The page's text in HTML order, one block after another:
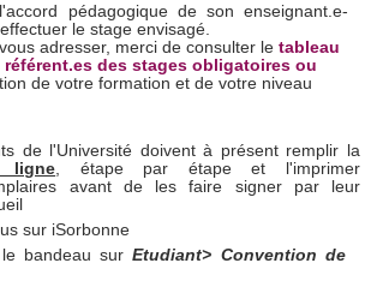
pédagogique de son enseignant.e-
le stage envisagé.
adresser, merci de consulter le tableau
des stages obligatoires ou
de votre formation et de votre niveau
de l'Université doivent à présent remplir la
ligne , étape par étape et l'imprimer
avant de les faire signer par leur
sur iSorbonne
le bandeau surEtudiant> Convention de